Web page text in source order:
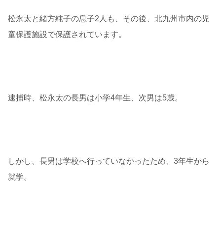
松永太と緒方純子の息子2人も、その後、北九州市内の児
童保護施設で保護されています。
逮捕時、松永太の長男は小学4年生、次男は5歳。
しかし、長男は学校へ行っていなかったため、3年生から
就学。